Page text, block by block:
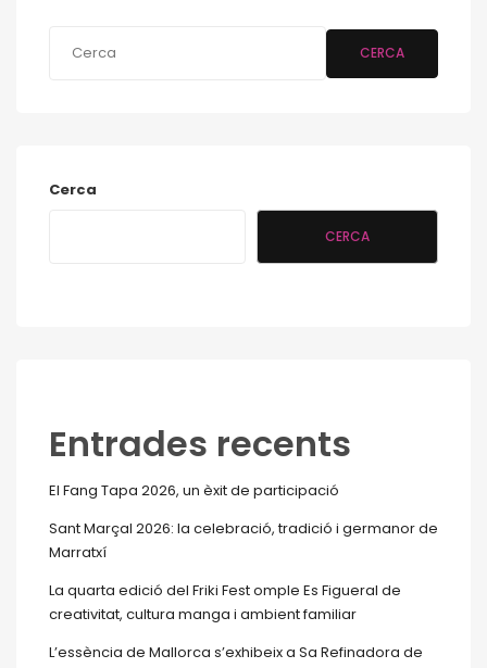
CERCA
Cerca
CERCA
Entrades recents
El Fang Tapa 2026, un èxit de participació
Sant Marçal 2026: la celebració, tradició i germanor de
Marratxí
La quarta edició del Friki Fest omple Es Figueral de
creativitat, cultura manga i ambient familiar
L’essència de Mallorca s’exhibeix a Sa Refinadora de